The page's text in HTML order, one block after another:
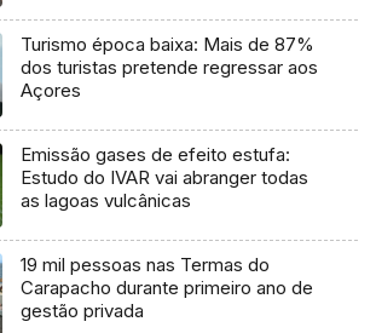
Turismo época baixa: Mais de 87%
dos turistas pretende regressar aos
Açores
Emissão gases de efeito estufa:
Estudo do IVAR vai abranger todas
as lagoas vulcânicas
19 mil pessoas nas Termas do
Carapacho durante primeiro ano de
gestão privada